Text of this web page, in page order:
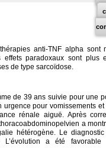
anti-TNF alpha sont
effets paradoxaux sont
de type sarcoïdose.
de 39 ans suivie pour une
pour vomissements
rénale aiguë. Après
a
hétérogène. Le
L’évolution a été